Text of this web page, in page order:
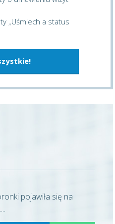
„Uśmiech a status
pojawiła się na